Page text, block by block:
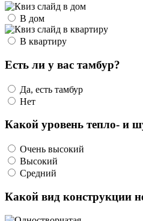
В дом
В квартиру
Есть ли у вас тамбур?
Да, есть тамбур
Нет
Какой уровень тепло- и
Очень высокий
Высокий
Средний
Какой вид конструкции